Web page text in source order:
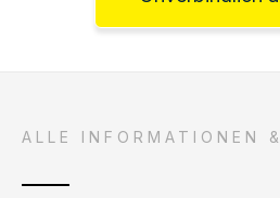
ALLE INFORMATIONEN